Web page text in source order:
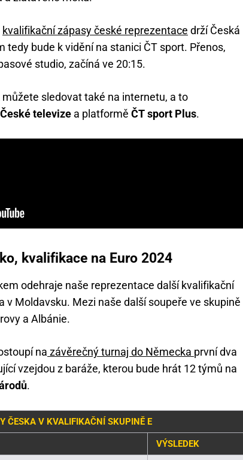
kvalifikační zápasy české reprezentace drží Česká
tedy bude k vidění na stanici ČT sport. Přenos,
studio, začíná ve 20:15.
sledovat také na internetu, a to
televize a platformě ČT sport Plus.
kvalifikace na Euro 2024
odehraje naše reprezentace další kvalifikační
v Moldavsku. Mezi naše další soupeře ve skupině
a Albánie.
na závěrečný turnaj do Německa první dva
vzejdou z baráže, kterou bude hrát 12 týmů na
.
ČESKA V KVALIFIKAČNÍ SKUPINĚ E
VÝSLEDEK